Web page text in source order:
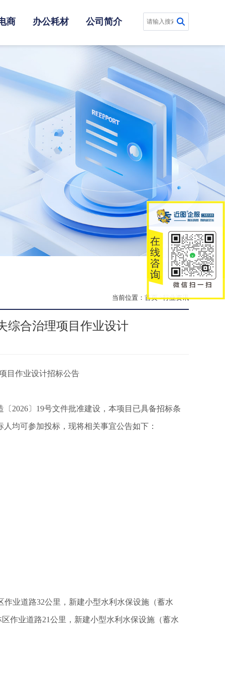
商 办公耗材 公司简介
当前位置： 首页>行业资讯
综合治理项目作业设计
作业设计招标公告
2026〕19号文件批准建设，本项目已具备招标条
均可参加投标，现将相关事宜公告如下：
作业道路32公里，新建小型水利水保设施（蓄水
作业道路21公里，新建小型水利水保设施（蓄水